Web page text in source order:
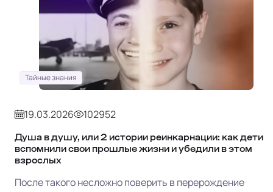
Тайные знания
19.03.2026 102952
Душа в душу, или 2 истории реинкарнации: как дети
вспомнили свои прошлые жизни и убедили в этом
взрослых
После такого несложно поверить в перерождение